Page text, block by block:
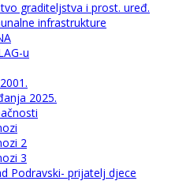
graditeljstva i prost. uređ.
infrastrukture
u
2025.
2
3
Podravski- prijatelj djece